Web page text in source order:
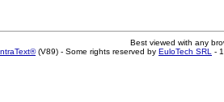
Best viewed with any
(V89) - Some rights reserved by EuloTech SRL -